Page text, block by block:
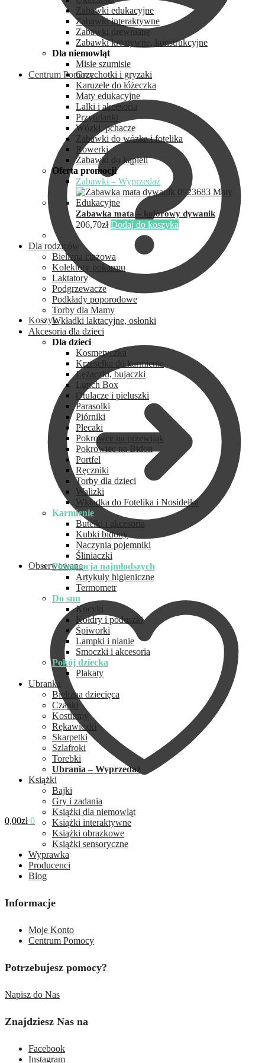
Centrum Pomocy
Koszyk
Obserwowane
0,00zł 0
Zabawki edukacyjne
Zabawki interaktywne
Zabawki drewniane
Zabawki kreatywne, konstrukcyjne
Dla niemowląt
Misie szumisie
Grzechotki i gryzaki
Karuzele do łóżeczka
Maty edukacyjne
Lalki i akcesoria
Przytulanki
Wózki, pchacze
Zabawki do wózka i fotelika
Rowerki
Zabawki do kąpieli
Oferta promocji
Zabawki – Wyprzedaż
Zabawka mata – kolorowy dywanik
206,70zł Dodaj do koszyka
Dla rodziców
Bielizna ciążowa
Kolektory pokarmu
Laktatory
Podgrzewacze
Podkłady poporodowe
Torby dla Mamy
Wkładki laktacyjne, osłonki
Akcesoria dla dzieci
Dla dzieci
Kosmetyczka
Krzesełka do karmienia
Leżaczki, bujaczki
Lunch Box
Otulacze i pieluszki
Parasolki
Piórniki
Plecaki
Pokrowce na przewijak
Pokrowiec na Bidon
Portfel
Ręczniki
Torby dla dzieci
Walizki
Wkładka do Fotelika i Nosidełka
Karmienie
Butelki i akcesoria
Kubki bidony
Naczynia pojemniki
Śliniaczki
Pielęgnacja najmłodszych
Artykuły higieniczne
Termometr
Do snu
Kocyki
Kołdry i poduszki
Śpiworki
Lampki i nianie
Smoczki i akcesoria
Pokój dziecka
Plakaty
Ubranka
Bielizna dziecięca
Czapki
Kostiumy
Rękawiczki
Skarpetki
Szlafroki
Torebki
Ubrania – Wyprzedaż
Książki
Bajki
Gry i zadania
Książki dla niemowląt
Książki interaktywne
Książki obrazkowe
Książki sensoryczne
Wyprawka
Producenci
Blog
Informacje
Moje Konto
Centrum Pomocy
Potrzebujesz pomocy?
Napisz do Nas
Znajdziesz Nas na
Facebook
Instagram